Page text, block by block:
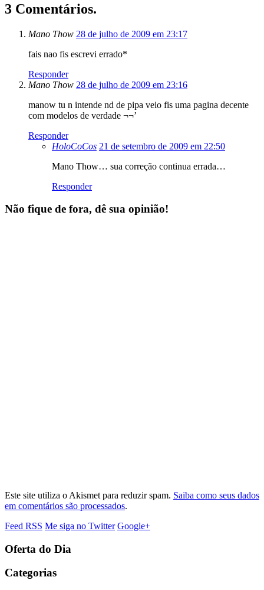
3 Comentários.
Mano Thow 28 de julho de 2009 em 23:17
fais nao fis escrevi errado*
Responder
Mano Thow 28 de julho de 2009 em 23:16
manow tu n intende nd de pipa veio fis uma pagina decente
com modelos de verdade ¬¬’
Responder
HoloCoCos 21 de setembro de 2009 em 22:50
Mano Thow… sua correção continua errada…
Responder
Não fique de fora, dê sua opinião!
Este site utiliza o Akismet para reduzir spam. Saiba como seus dados
em comentários são processados.
Feed RSS Me siga no Twitter Google+
Oferta do Dia
Categorias